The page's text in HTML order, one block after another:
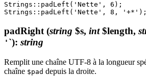
Strings::padLeft('Nette', 6);
padRight (string $s, int$length,
' `): string
Remplit une chaîne UTF-8 à la longueur
chaîne $pad depuis la droite.